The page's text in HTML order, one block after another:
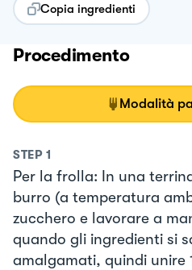
Copia ingredienti
Procedimento
Modalità
STEP 1
Per la frolla: In una
burro (a temperatura
zucchero e lavorare a
quando gli ingredienti si
amalgamati, quindi unire